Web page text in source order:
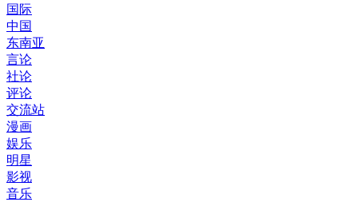
国际
中国
东南亚
言论
社论
评论
交流站
漫画
娱乐
明星
影视
音乐